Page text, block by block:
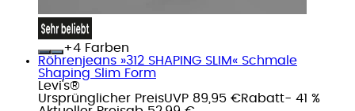
+
Farben
Röhrenjeans »312 SHAPING SLIM« Schmale
Shaping Slim Form
Levi's®
Ursprünglicher PreisUVP 89,95 €Rabatt- 41 %